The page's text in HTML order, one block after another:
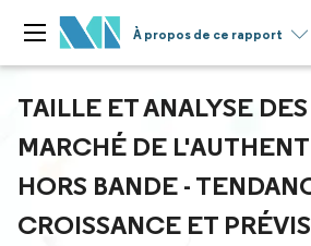
À propos de ce rapport
TAILLE ET ANALYSE
MARCHÉ DE
HORS BANDE -
CROISSANCE ET